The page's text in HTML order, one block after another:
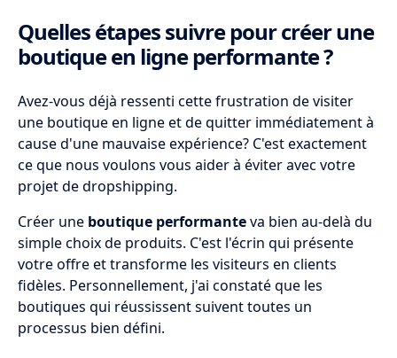
Quelles étapes suivre pour créer une
boutique en ligne performante ?
Avez-vous déjà ressenti cette frustration de visiter
une boutique en ligne et de quitter immédiatement à
cause d'une mauvaise expérience? C'est exactement
ce que nous voulons vous aider à éviter avec votre
projet de dropshipping.
Créer une boutique performanteva bien au-delà du
simple choix de produits. C'est l'écrin qui présente
votre offre et transforme les visiteurs en clients
fidèles. Personnellement, j'ai constaté que les
boutiques qui réussissent suivent toutes un
processus bien défini.